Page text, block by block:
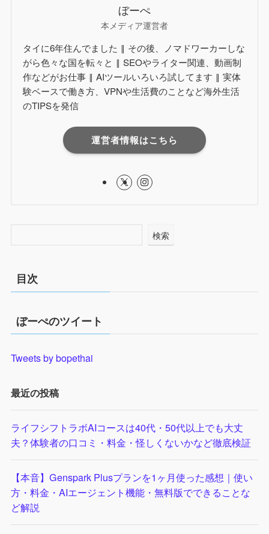
ぼーぺ
本メディア運営者
タイに6年住んでました ‖ その後、ノマドワーカーしな
がら色々な国を転々と ‖ SEOやライター関連、動画制
作などがお仕事 ‖ AIツールいろいろ試してます ‖ 実体
験ベースで働き方、VPNや生活費のことなど海外生活
のTIPSを発信
運営者情報はこちら
検索
目次
ぼーぺのツイート
Tweets by bopethai
最近の投稿
ライフシフトラボAIコースは40代・50代以上でも大丈
夫？体験者の口コミ・料金・怪しくないかなど徹底検証
【本音】Genspark Plusプランを1ヶ月使った感想｜使い
方・料金・AIエージェント機能・無料版でできることな
ど解説